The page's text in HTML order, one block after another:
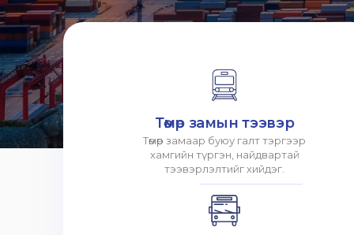
Төмөр замын тээвэр
Төмөр замаар буюу галт тэргээр
хамгийн түргэн, найдвартай
тээвэрлэлтийг хийдэг.